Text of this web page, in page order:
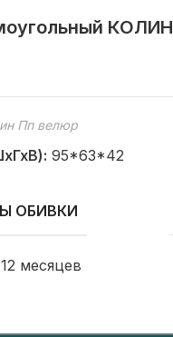
КОЛИН
Пп велюр
95*63*42
ОБИВКИ
12 месяцев